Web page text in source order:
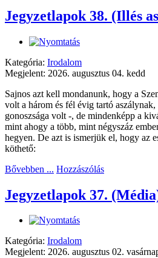
Jegyzetlapok 38. (Illés
Kategória: Irodalom
Megjelent: 2026. augusztus 04. kedd
Sajnos azt kell mondanunk, hogy a
volt a három és fél évig tartó
gonoszsága volt -, de mindenképp a
mint ahogy a több, mint négyszáz
hegyen. De azt is ismerjük el, hogy az
köthető:
Bővebben ... Hozzászólás
Jegyzetlapok 37.
Kategória: Irodalom
Megjelent: 2026. augusztus 02.